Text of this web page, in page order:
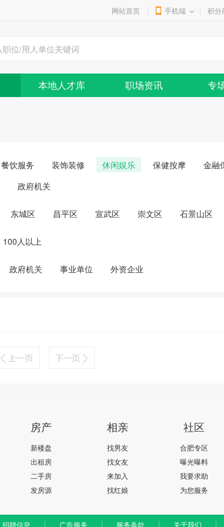
网站首页 手机端 积分
本地人才库 职场资讯 专
餐饮服务 装饰装修 休闲娱乐 保健按摩 金融
政府机关
东城区 昌平区 宣武区 崇文区 石景山区
100人以上
政府机关 事业单位 外资企业
房产
新楼盘
出租房
二手房
发房源
相亲
找男友
找女友
来加入
找红娘
社区
合肥专区
曝光曝料
我要求助
为您服务
招聘信息 广告服务 服务条款 关于我们